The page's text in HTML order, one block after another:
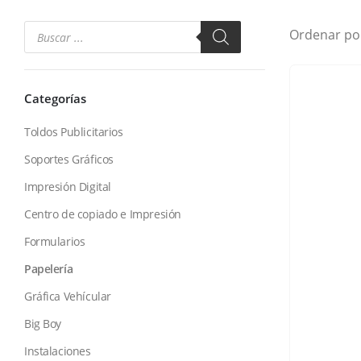
Ordenar
Categorías
Toldos Publicitarios
Soportes Gráficos
Impresión Digital
Centro de copiado e Impresión
Formularios
Papelería
Gráfica Vehícular
Big Boy
Instalaciones